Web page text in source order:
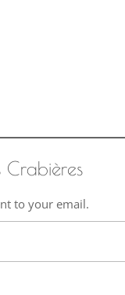
Crabières
to your email.